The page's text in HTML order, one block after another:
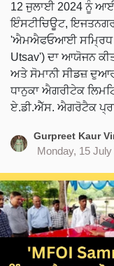
12 ਜੁਲਾਈ 2024 ਨੂੰ
ਇੰਸਟੀਚਿਊਟ,
'ਐਮਐਫਓਆਈ ਸਮ੍ਰਿਧ
Utsav') ਦਾ ਆਯੋਜਨ
ਅਤੇ ਸੋਮਾਨੀ ਸੀਡਜ਼
ਧਾਨੁਕਾ ਐਗਰੀਟੇਕ
ਏ.ਡੀ.ਐੱਸ. ਐਗਰੋਟੈਕ
Gurpreet Kaur
Monday, 15 July